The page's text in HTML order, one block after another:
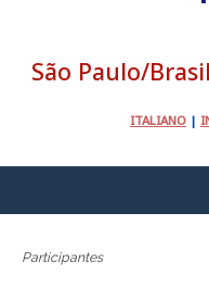
São Paulo/
ITALIANO |
Participantes